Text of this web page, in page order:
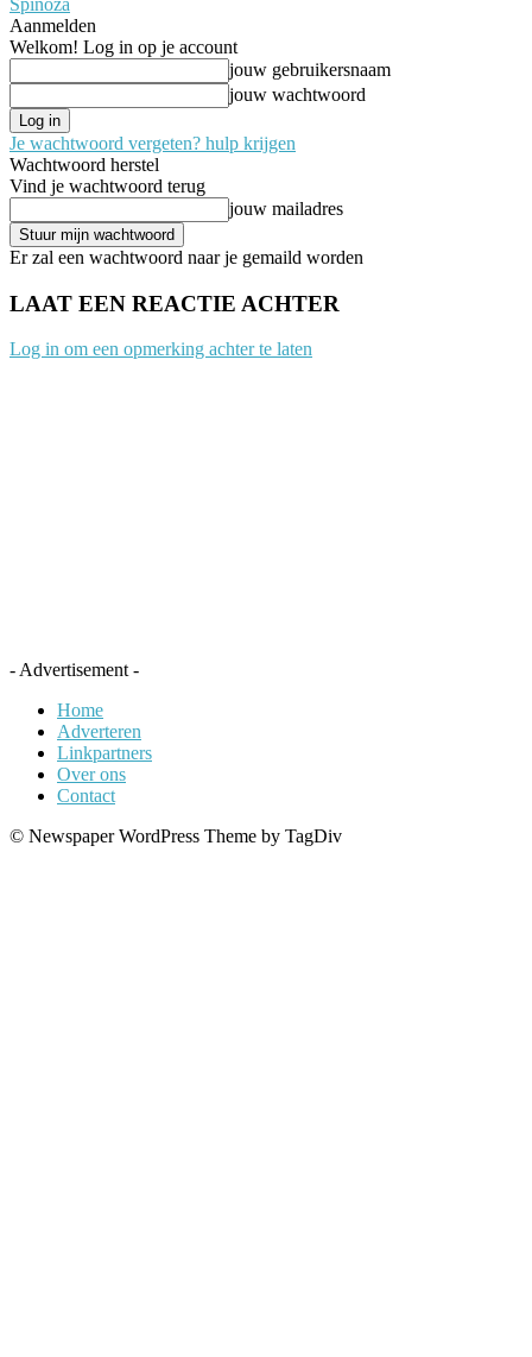
Aanmelden
Welkom! Log in op je account
jouw gebruikersnaam
jouw wachtwoord
Je wachtwoord vergeten? hulp krijgen
Wachtwoord herstel
Vind je wachtwoord terug
jouw mailadres
Er zal een wachtwoord naar je gemaild worden
LAAT EEN REACTIE ACHTER
Log in om een opmerking achter te laten
- Advertisement -
Home
Adverteren
Linkpartners
Over ons
Contact
© Newspaper WordPress Theme by TagDiv